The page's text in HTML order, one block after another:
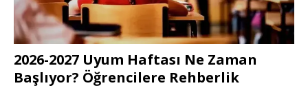
2026-2027 Uyum Haftası Ne Zaman
Başlıyor? Öğrencilere Rehberlik